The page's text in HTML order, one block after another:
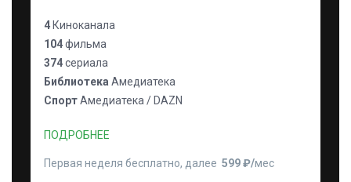
4 Киноканала
104фильма
374сериала
Библиотека Амедиатека
СпортАмедиатека / DAZN
ПОДРОБНЕЕ
Первая неделя бесплатно, далее 599 ₽⁠/⁠мес